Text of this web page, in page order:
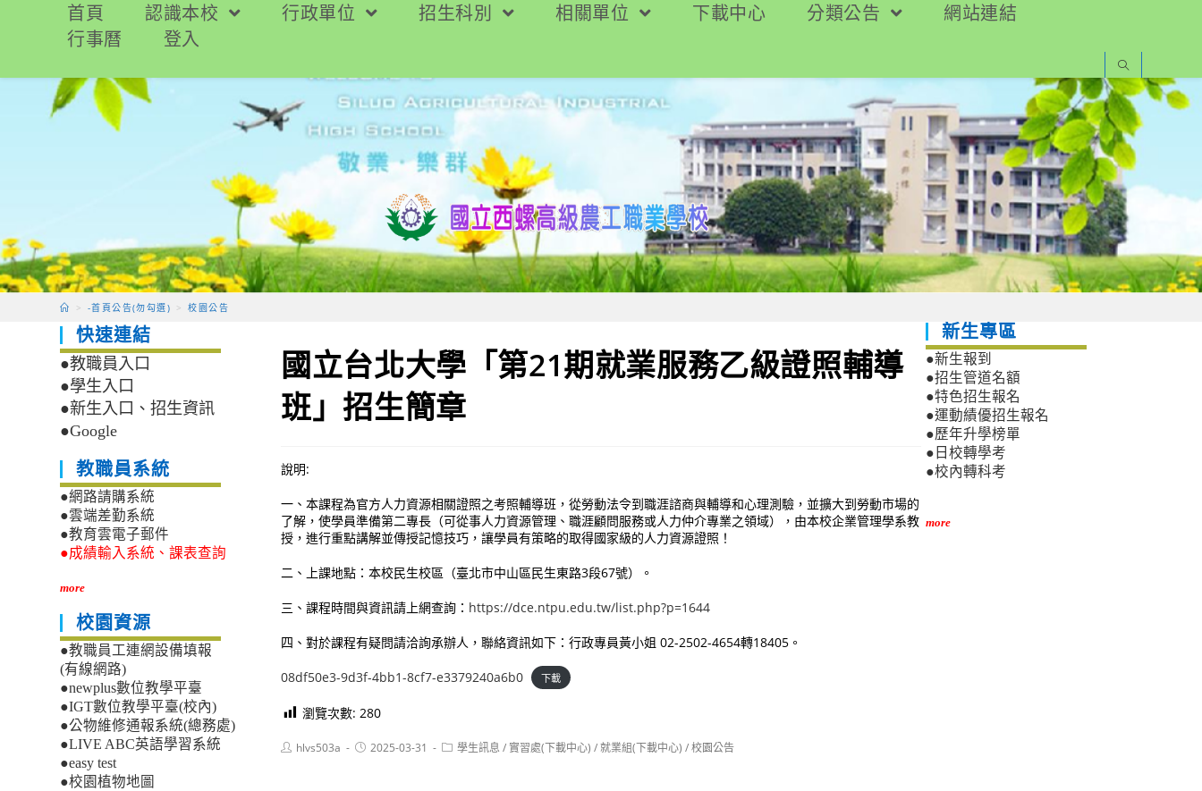
要
首頁 認識本校 行政單位 招生科別 相關單位 下載中心 分類公告
網站連結
行事曆
登入
> -首頁公告(勿勾選) > 校園公告
國立台北大學「第21期就業服務乙級證照輔導
班」招生簡章
說明:
一、本課程為官方人力資源相關證照之考照輔導班，從勞動法令到職涯諮商與輔導和心理測驗，並擴大到勞動市場的
了解，使學員準備第二專長（可從事人力資源管理、職涯顧問服務或人力仲介專業之領域），由本校企業管理學系教
授，進行重點講解並傳授記憶技巧，讓學員有策略的取得國家級的人力資源證照！
二、上課地點：本校民生校區（臺北市中山區民生東路3段67號）。
三、課程時間與資訊請上網查詢： https://dce.ntpu.edu.tw/list.php?p=1644
四、對於課程有疑問請洽詢承辦人，聯絡資訊如下：行政專員黃小姐 02-2502-4654轉18405。
08df50e3-9d3f-4bb1-8cf7-e3379240a6b0 下載
瀏覽次數: 280
Posthlvs503a
Post2025-03-31
Post學生訊息 / 實習處(下載中心) /就業組(下載中心) /校園公告
快速連結
●教職員入口
●學生入口
●新生入口、招生資訊
●Google
教職員系統
●網路請購系統
●雲端差勤系統
●教育雲電子郵件
●成績輸入系統、課表查詢
more
校園資源
●教職員工連網設備填報
(有線網路)
●newplus數位教學平臺
●IGT數位教學平臺(校內)
●公物維修通報系統(總務處)
●LIVE ABC英語學習系統
●easy test
●校園植物地圖
新生專區
●新生報到
●招生管道名額
●特色招生報名
●運動績優招生報名
●歷年升學榜單
●日校轉學考
●校內轉科考
more